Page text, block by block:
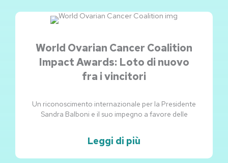
World Ovarian Cancer Coalition
Impact Awards: Loto di nuovo
fra i vincitori
Un riconoscimento internazionale per la Presidente
Sandra Balboni e il suo impegno a favore delle
Leggi di più